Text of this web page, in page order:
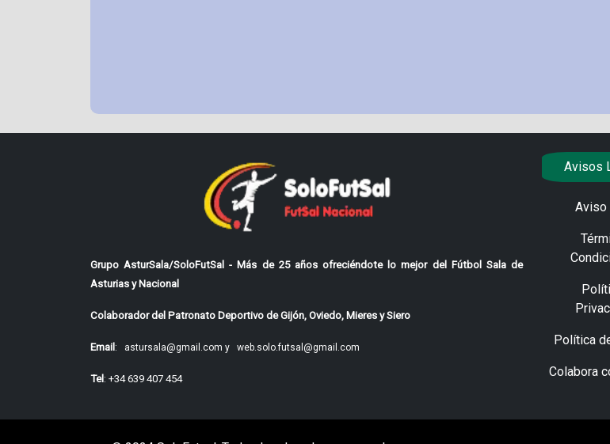
Grupo AsturSala/SoloFutSal - Más de 25 años ofreciéndote lo mejor del Fútbol Sala de
Asturias y Nacional
Colaborador del Patronato Deportivo de Gijón, Oviedo, Mieres y Siero
Email: astursala@gmail.com y web.solo.futsal@gmail.com
Tel: +34 639 407 454
Avisos
Aviso
Política
Colabora